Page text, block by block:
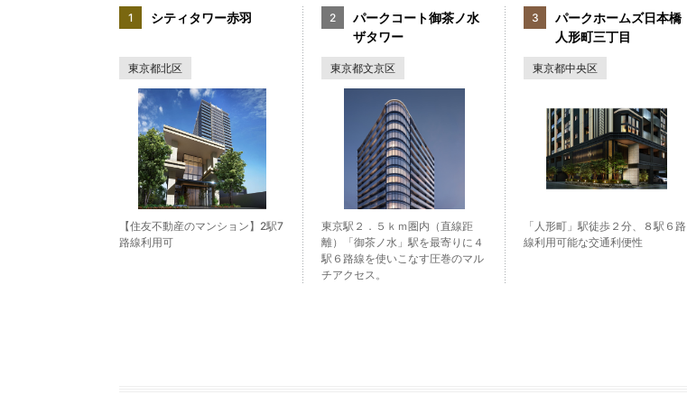
シティタワー赤羽
東京都北区
【住友不動産のマンション】2駅7
路線利用可
パークコート御茶ノ水
ザタワー
東京都文京区
東京駅２．５ｋｍ圏内（直線距
離）「御茶ノ水」駅を最寄りに４
駅６路線を使いこなす圧巻のマル
チアクセス。
パークホームズ日本橋
人形町三丁目
東京都中央区
「人形町」駅徒歩２分、８駅６路
線利用可能な交通利便性